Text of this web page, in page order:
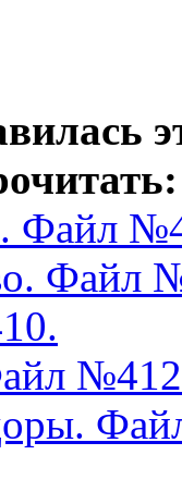
Файл
Файл